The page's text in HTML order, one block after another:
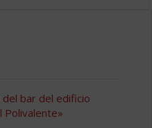
del bar del edificio
Polivalente»